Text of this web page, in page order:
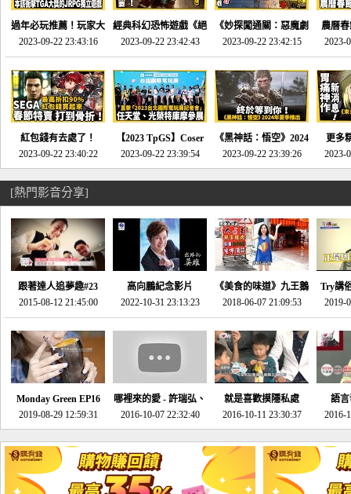
過年必玩推薦！玩家大
推的JRPG神作《神之
天平》介紹！-電玩宅
速配20230126
2023-09-22 23:43:16
經典科幻恐怖遊戲《絕
命異次元 重製版》重
回「石村號」的恐懼體
驗-電玩宅速配
20230125
2023-09-22 23:42:43
《妙探闖通關：惡魔劇
場》將推出「重製
版」!!!今年就能玩到!!-
電玩宅速配20230124
2023-09-22 23:42:15
農曆
SE社
動作角
電玩宅
2023-
紅包錢有去處了！
SEGA春節特賣 超過85
款遊戲打到骨折-電玩
宅速配20230119
2023-09-22 23:40:22
【2023 TpGS】Coser
和Show Girl搶先看！
直擊展前記者會-電玩
2023-09-22 23:39:54
《黑神話：悟空》2024
年夏季推出！確定不會
延期齁？-電玩宅速配
2023-09-22 23:39:26
更多
《來
金鄉
2023-
[熱門影音分享]
跟著達人追夢趣#23
promo-我想開間咖啡
館(謝佳凌)
2015-08-12 21:45:00
高向鵬紀念影片
2022-10-31 23:13:23
《美食的味道》九王鵝
肉
2018-06-07 21:09:53
Try講
2019-
Monday Green EP16
超意外~環保原來可以
邊玩邊做！
2019-08-29 12:59:31
哪裡來的愛 - 許瑞弘、
李其芬
2016-10-07 22:32:40
就是喜歡摸隱私處
2016-10-11 23:30:37
語
2016-